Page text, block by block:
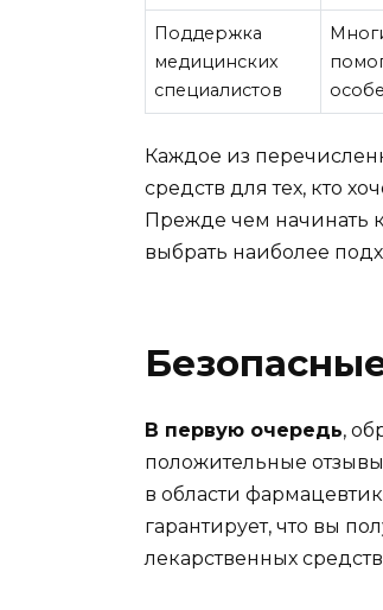
Поддержка
медицинских
специалистов
Каждое из
средств для тех, кто
Прежде чем начинать
выбрать наиболее
В первую очередь,
положительные
в области
гарантирует, что вы
лекарственных